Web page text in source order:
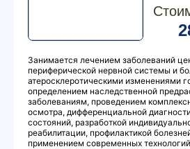
Занимается лечением заболеваний
периферической нервной системы и
атеросклеротическими изменениями
определением наследственной
заболеваниям, проведением
осмотра, дифференциальной
состояний, разработкой
реабилитации, профилактикой
применением современных